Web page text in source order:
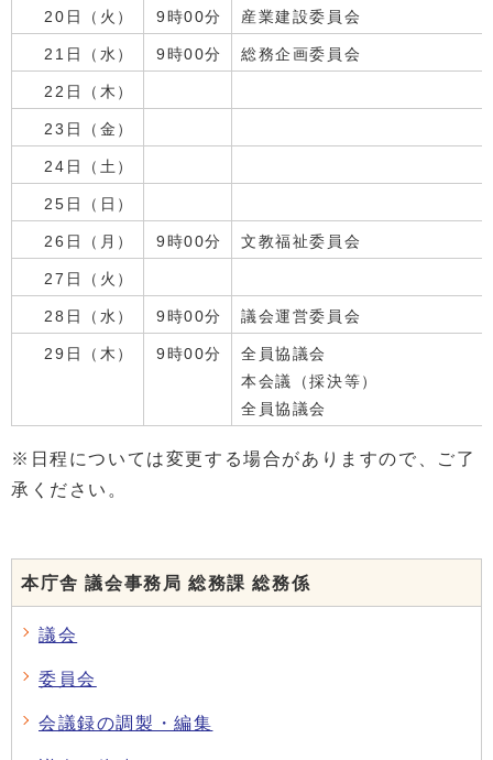
20日（火） 9時00分 産業建設委員会
21日（水） 9時00分 総務企画委員会
22日（木）
23日（金）
24日（土）
25日（日）
26日（月） 9時00分 文教福祉委員会
27日（火）
28日（水） 9時00分 議会運営委員会
29日（木） 9時00分
全員協議会
本会議（採決等）
全員協議会
※日程については変更する場合がありますので、ご了
承ください。
本庁舎 議会事務局 総務課 総務係
議会
委員会
会議録の調製・編集